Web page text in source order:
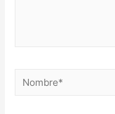
Nombre*